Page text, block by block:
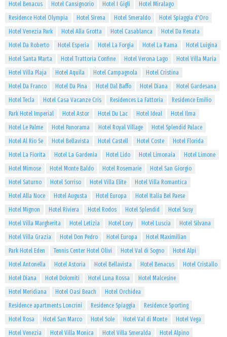
Hotel Benacus
Hotel Cansignorio Hotel I Gigli
Hotel Miralago
Residence Hotel Olympia
Hotel Sirena Hotel Smeraldo
Hotel Spiaggia d'Oro
Hotel Venezia Park
Hotel Alla Grotta Hotel Casablanca
Hotel Da Renata
Hotel Da Roberto
Hotel Esperia Hotel La Forgia Hotel La Rama
Hotel Luigina
Hotel Santa Marta
Hotel Trattoria Confine Hotel Verona Lago
Hotel Villa Maria
Hotel Villa Plaja
Hotel Aquila Hotel Campagnola
Hotel Cristina
Hotel Da Franco
Hotel Da Pina Hotel Dal Baffo Hotel Diana
Hotel Gardesana
Hotel Tecla
Hotel Casa Vacanze Cris Residences La Fattoria
Residence Emilio
Park Hotel Imperial
Hotel Astor Hotel Du Lac Hotel Ideal
Hotel Ilma
Hotel Le Palme
Hotel Panorama Hotel Royal Village
Hotel Splendid Palace
Hotel Al Rio Se
Hotel Bellavista Hotel Castell Hotel Coste
Hotel Florida
Hotel La Fiorita
Hotel La Gardenia Hotel Lido Hotel Limonaia
Hotel Limone
Hotel Mimose
Hotel Monte Baldo Hotel Rosemarie
Hotel San Giorgio
Hotel Saturno
Hotel Sorriso Hotel Villa Elite
Hotel Villa Romantica
Hotel Alla Noce
Hotel Augusta Hotel Europa
Hotel Italia Bel Paese
Hotel Mignon
Hotel Riviera Hotel Rodos Hotel Splendid
Hotel Susy
Hotel Villa Margherita
Hotel Letizia Hotel Lory Hotel Luscia
Hotel Silvana
Hotel Villa Grazia
Hotel Don Pedro Hotel Europa
Hotel Maximilian
Park Hotel Eden
Tennis Center Hotel Olivi Hotel Val di Sogno
Hotel Alpi
Hotel Antonella
Hotel Astoria Hotel Bellavista Hotel Benacus
Hotel Cristallo
Hotel Diana
Hotel Dolomiti Hotel Luna Rossa
Hotel Malcesine
Hotel Meridiana
Hotel Oasi Beach
Hotel Orchidea
Residence apartments Loncrini
Residence Spiaggia
Residence Sporting
Hotel Rosa
Hotel San Marco Hotel Sole Hotel Val di Monte
Hotel Vega
Hotel Venezia
Hotel Villa Monica Hotel Villa Smeralda
Hotel Alpino